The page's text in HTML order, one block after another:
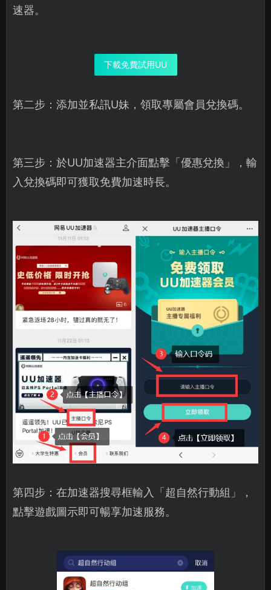
速器。
下載免費試用UU
第二步：添加並私訊U妹，領取專屬會員兌換碼。
第三步：於UU加速器主介面點擊「優惠兌換」，輸
入兌換碼即可獲取免費加速時長。
第四步：在加速器搜尋框輸入「超自然行動組」，
點擊遊戲圖示即可暢享加速服務。